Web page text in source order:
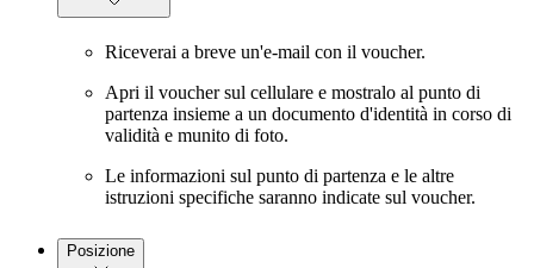
Riceverai a breve un'e-mail con il voucher.
Apri il voucher sul cellulare e mostralo al punto di
partenza insieme a un documento d'identità in corso di
validità e munito di foto.
Le informazioni sul punto di partenza e le altre
istruzioni specifiche saranno indicate sul voucher.
Posizione